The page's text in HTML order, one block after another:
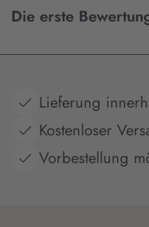
Die erste
Lieferung
Kostenloser
Vorbestellung